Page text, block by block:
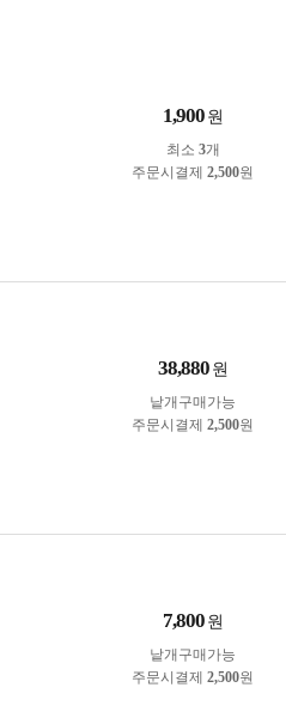
1,900 원
최소 3개
주문시결제 2,500원
38,880 원
낱개구매가능
주문시결제 2,500원
7,800 원
낱개구매가능
주문시결제 2,500원